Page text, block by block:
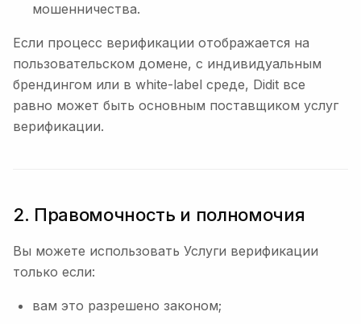
мошенничества.
Если процесс верификации отображается на
пользовательском домене, с индивидуальным
брендингом или в white-label среде, Didit все
равно может быть основным поставщиком услуг
верификации.
2. Правомочность и полномочия
Вы можете использовать Услуги верификации
только если:
вам это разрешено законом;